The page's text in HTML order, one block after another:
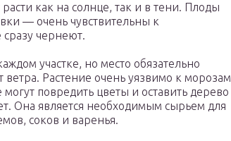
как на солнце, так и в тени. Плоды
— очень чувствительны к
чернеют.
участке, но место обязательно
Растение очень уязвимо к морозам
повредить цветы и оставить дерево
Она является необходимым сырьем для
соков и варенья.